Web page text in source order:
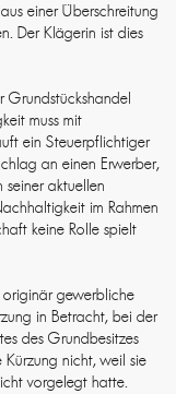
einer Überschreitung
Der Klägerin ist dies
Grundstückshandel
muss mit
ein Steuerpflichtiger
an einen Erwerber,
aktuellen
im Rahmen
keine Rolle spielt
originär gewerbliche
in Betracht, bei der
des Grundbesitzes
nicht, weil sie
vorgelegt hatte.